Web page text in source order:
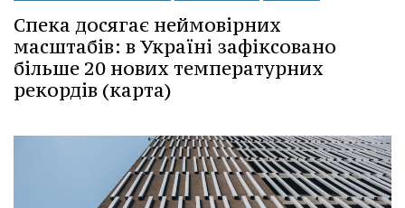
Спека досягає неймовірних
масштабів: в Україні зафіксовано
більше 20 нових температурних
рекордів (карта)